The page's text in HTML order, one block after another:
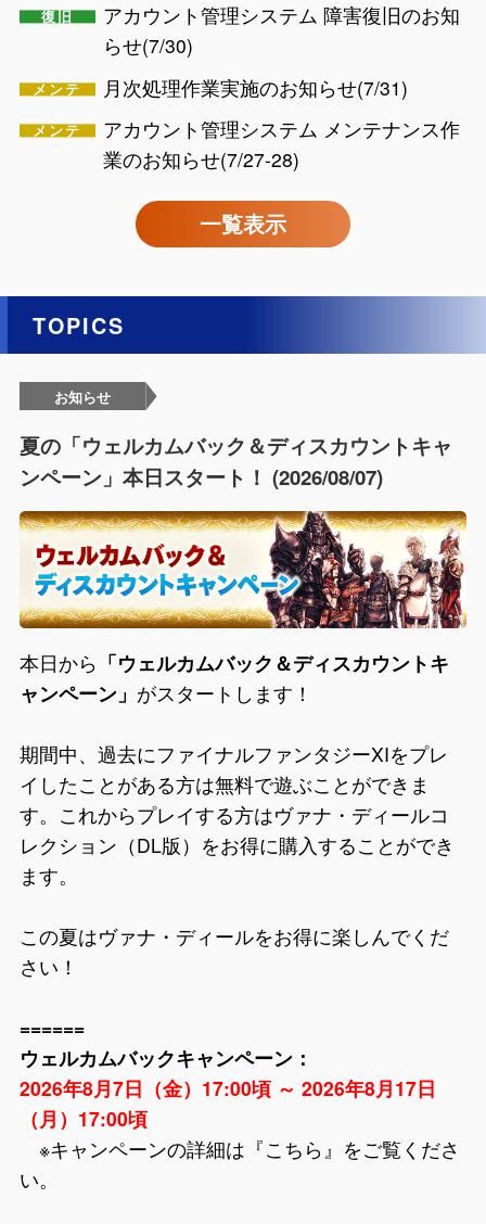
アカウント管理システム 障害復旧のお知
らせ(7/30)
月次処理作業実施のお知らせ(7/31)
アカウント管理システム メンテナンス作
業のお知らせ(7/27-28)
一覧表示
TOPICS
お知らせ
夏の「ウェルカムバック＆ディスカウントキャ
ンペーン」本日スタート！ (2026/08/07)
本日から 「ウェルカムバック＆ディスカウントキ
ャンペーン」 がスタートします！
期間中、過去にファイナルファンタジーXIをプレ
イしたことがある方は無料で遊ぶことができま
す。これからプレイする方はヴァナ・ディールコ
レクション（DL版）をお得に購入することができ
ます。
この夏はヴァナ・ディールをお得に楽しんでくだ
さい！
======
ウェルカムバックキャンペーン：
2026年8月7日（金）17:00頃 ～ 2026年8月17日
（月）17:00頃
※キャンペーンの詳細は『こちら 』をご覧くださ
い。